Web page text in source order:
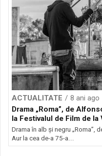
ACTUALITATE
8 ani ago
Drama „Roma”, de
la Festivalul de Film de la
Drama în alb şi negru „Roma”,
Aur la cea de-a 75-a...